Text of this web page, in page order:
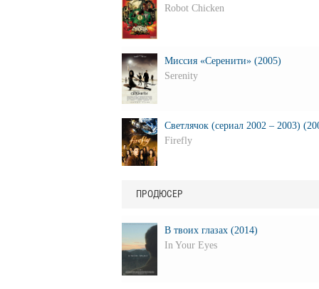
Robot Chicken
Миссия «Серенити» (2005)
Serenity
Светлячок (сериал 2002 – 2003)
Firefly
ПРОДЮСЕР
В твоих глазах (2014)
In Your Eyes